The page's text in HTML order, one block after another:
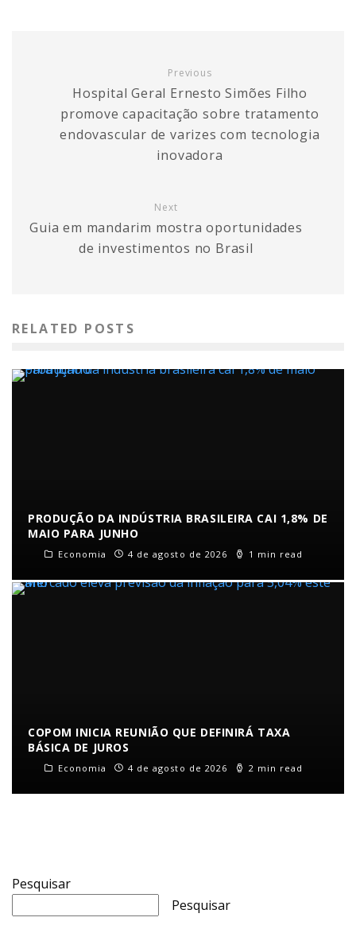
Previous
Hospital Geral Ernesto Simões Filho
promove capacitação sobre tratamento
endovascular de varizes com tecnologia
inovadora
Next
Guia em mandarim mostra oportunidades
de investimentos no Brasil
RELATED POSTS
PRODUÇÃO DA INDÚSTRIA BRASILEIRA CAI 1,8% DE
MAIO PARA JUNHO
Economia 4 de agosto de 2026 1 min read
COPOM INICIA REUNIÃO QUE DEFINIRÁ TAXA
BÁSICA DE JUROS
Economia 4 de agosto de 2026 2 min read
Pesquisar
Pesquisar